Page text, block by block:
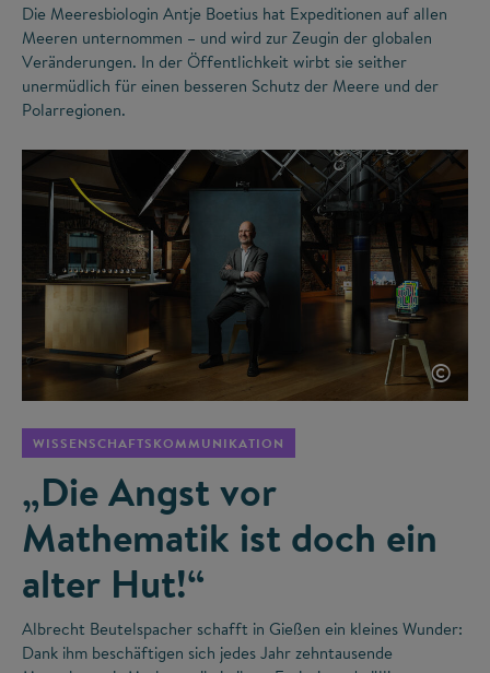
Die Meeresbiologin Antje Boetius hat Expeditionen auf allen
Meeren unternommen – und wird zur Zeugin der globalen
Veränderungen. In der Öffentlichkeit wirbt sie seither
unermüdlich für einen besseren Schutz der Meere und der
Polarregionen.
©
WISSENSCHAFTSKOMMUNIKATION
„Die Angst vor
Mathematik ist doch ein
alter Hut!“
Albrecht Beutelspacher schafft in Gießen ein kleines Wunder:
Dank ihm beschäftigen sich jedes Jahr zehntausende